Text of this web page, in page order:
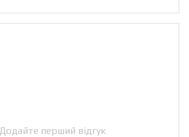
Додайте перший відгук